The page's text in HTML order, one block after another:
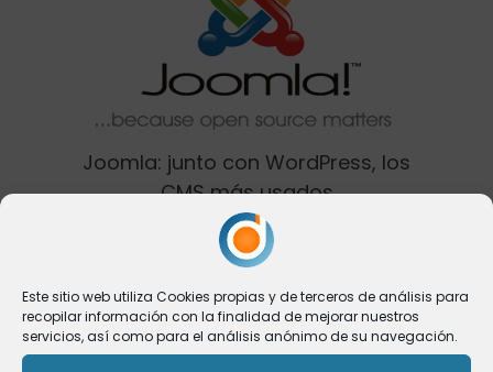
Este sitio web utiliza Cookies propias y de terceros de análisis para
recopilar información con la finalidad de mejorar nuestros
servicios, así como para el análisis anónimo de su navegación.
Joomla: junto con WordPress, los
CMS más usados
En el caso de un blog en un servicio no
compartido, es decir, en tu hosting, con un
poco de maña y con unos conocimientos
mínimos, en nada y menos también
puedes tenerlo a punto. Es más, hoy en día